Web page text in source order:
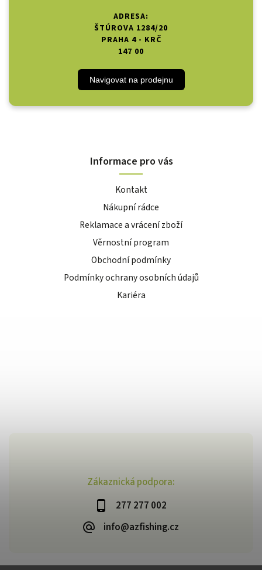
Zákaznická podpora:
277 277 002
info@azfishing.cz
ADRESA:
ŠTÚROVA 1284/20
PRAHA 4 - KRČ
147 00
Navigovat na prodejnu
Informace pro vás
Kontakt
Nákupní rádce
Reklamace a vrácení zboží
Věrnostní program
Obchodní podmínky
Podmínky ochrany osobních údajů
Kariéra